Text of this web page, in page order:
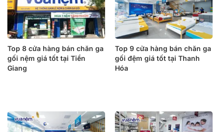
Top 8 cửa hàng bán chăn ga
gối nệm giá tốt tại Tiền
Giang
Top 9 cửa hàng bán chăn ga
gối đệm giá tốt tại Thanh
Hóa